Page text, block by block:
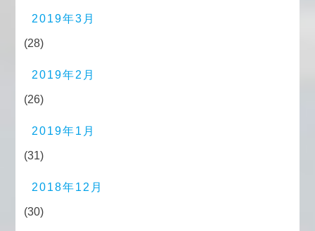
2019年3月
(28)
2019年2月
(26)
2019年1月
(31)
2018年12月
(30)